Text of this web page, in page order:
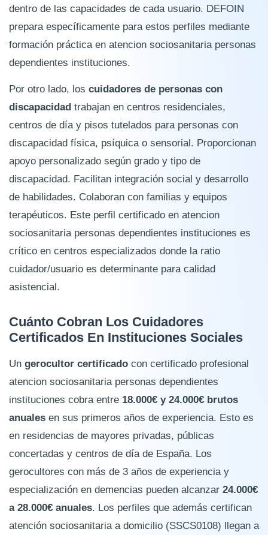
dentro de las capacidades de cada usuario. DEFOIN
prepara específicamente para estos perfiles mediante
formación práctica en atencion sociosanitaria personas
dependientes instituciones.
Por otro lado, los cuidadores de personas con
discapacidad trabajan en centros residenciales,
centros de día y pisos tutelados para personas con
discapacidad física, psíquica o sensorial. Proporcionan
apoyo personalizado según grado y tipo de
discapacidad. Facilitan integración social y desarrollo
de habilidades. Colaboran con familias y equipos
terapéuticos. Este perfil certificado en atencion
sociosanitaria personas dependientes instituciones es
crítico en centros especializados donde la ratio
cuidador/usuario es determinante para calidad
asistencial.
Cuánto Cobran Los Cuidadores
Certificados En Instituciones Sociales
Un gerocultor certificado con certificado profesional
atencion sociosanitaria personas dependientes
instituciones cobra entre 18.000€ y 24.000€ brutos
anuales en sus primeros años de experiencia. Esto es
en residencias de mayores privadas, públicas
concertadas y centros de día de España. Los
gerocultores con más de 3 años de experiencia y
especialización en demencias pueden alcanzar 24.000€
a 28.000€ anuales. Los perfiles que además certifican
atención sociosanitaria a domicilio (SSCS0108) llegan a